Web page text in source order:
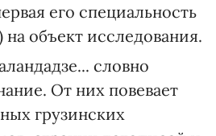
его специальность
объект исследования.
словно
От них повевает
грузинских